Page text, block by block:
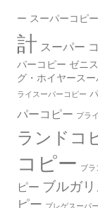
ー スーパーコピ
計 スーパー
パーコピー ゼニ
グ・ホイヤース
ライスーパーコピー
パーコピー ブラ
ランドコ
コピー ブラ
ピー ブルガ
ピー ブレゲスーパ